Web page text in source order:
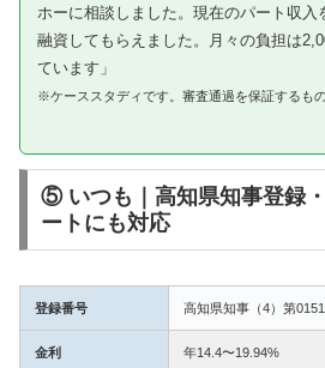
ホーに相談しました。現在のパート収入
融資してもらえました。月々の負担は
ています」
※ケーススタディです。審査通過を保証するも
⑤ いつも｜高知県知事登録
ートにも対応
登録番号 高知県知事（4）第
金利 年14.4〜19.94%